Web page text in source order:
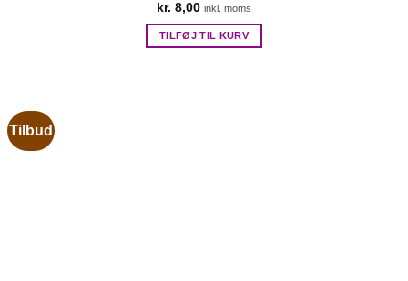
kr. 8,00 inkl. moms
TILFØJ TIL KURV
Tilbud